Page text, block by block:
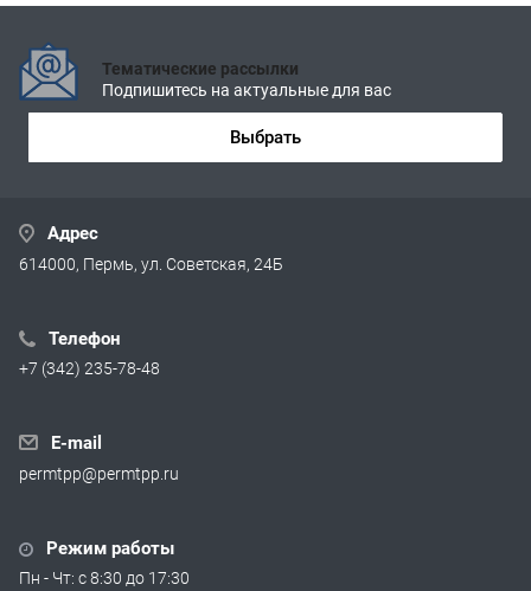
Тематические рассылки
Подпишитесь на актуальные для вас
Выбрать
Адрес
614000, Пермь, ул. Советская, 24Б
Телефон
+7 (342) 235-78-48
E-mail
permtpp@permtpp.ru
Режим работы
Пн - Чт: с 8:30 до 17:30